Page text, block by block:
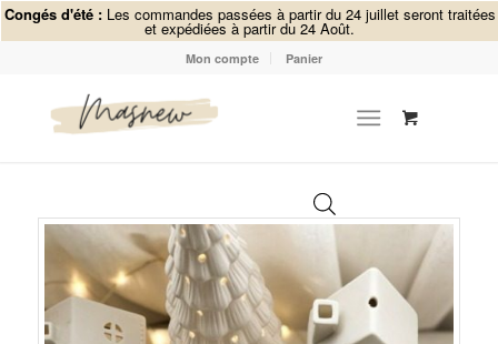
Congés d'été :Les commandes passées à partir du 24 juillet seront traitées
et expédiées à partir du 24 Août.
Mon compte Panier